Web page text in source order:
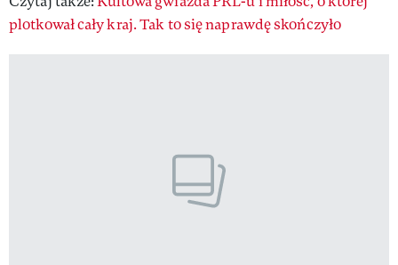
plotkował cały kraj. Tak to się naprawdę skończyło